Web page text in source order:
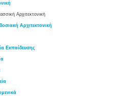
Αρχιτεκτονική
Αρχιτεκτονική
Εκπαίδευσης